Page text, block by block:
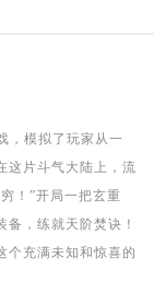
，模拟了玩家从一
这片斗气大陆上，流
！”开局一把玄重
，练就天阶焚诀！
个充满未知和惊喜的